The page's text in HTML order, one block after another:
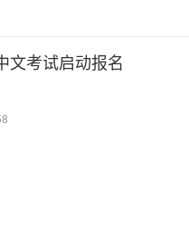
文考试启动报名